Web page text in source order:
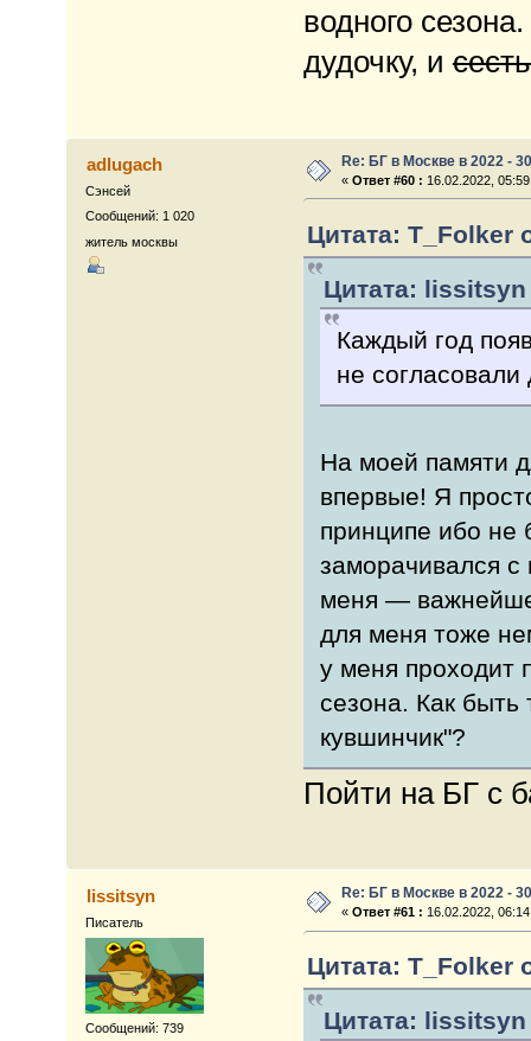
водного
дудочку, исесть
adlugach
Сэнсей
Сообщений: 1 020
житель москвы
Re: БГ в Москве в 2022 -
«Ответ #60 : 16.02.2022,
Цитата: T_Folker
Цитата: lissitsyn
Каждый год
не согласовали
На моей памяти
впервые! Я
принципе ибо не
заморачивался
меня —
для меня тоже
у меня проходит
сезона. Как быть
кувшинчик"?
Пойти на БГ с
lissitsyn
Писатель
Сообщений: 739
Re: БГ в Москве в 2022 -
«Ответ #61 : 16.02.2022,
Цитата: T_Folker
Цитата: lissitsyn